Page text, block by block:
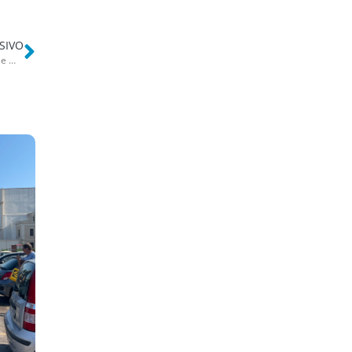
Polignano, 50 chili di prodotti non tracciati e scarso igiene: sequestri e multe in un ristorante etnico